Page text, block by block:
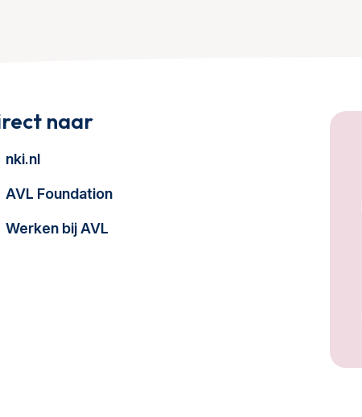
naar
nki.nl
AVL Foundation
Werken bij AVL
en analytisch cookie beschrijving
beschrijving